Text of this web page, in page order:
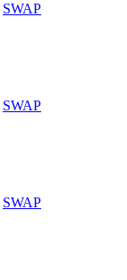
SWAP
SWAP
SWAP